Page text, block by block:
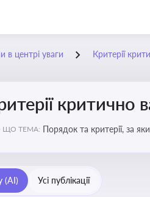
в центрі уваги Критерії
критично
ЩО ТЕМА: Порядок та критерії, за
(AI) Усі публікації